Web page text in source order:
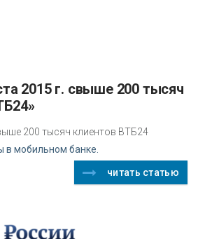
200 тысяч клиентов ВТБ24
мобильном банке.
читать статью